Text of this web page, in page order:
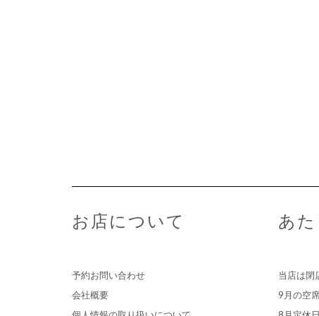
お店について
予約お問い合わせ
会社概要
あ
当店は閉
9月の空